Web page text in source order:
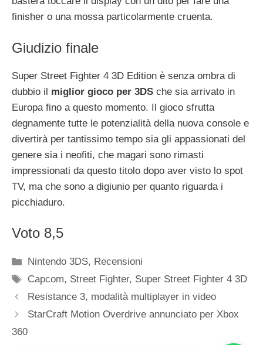
finisher o una mossa particolarmente cruenta.
Giudizio finale
Super Street Fighter 4 3D Edition è senza ombra di
dubbio il miglior gioco per 3DS che sia arrivato in
Europa fino a questo momento. Il gioco sfrutta
degnamente tutte le potenzialità della nuova console e
divertirà per tantissimo tempo sia gli appassionati del
genere sia i neofiti, che magari sono rimasti
impressionati da questo titolo dopo aver visto lo spot
TV, ma che sono a digiunio per quanto riguarda i
picchiaduro.
Voto 8,5
Categorie
Nintendo 3DS, Recensioni
Tag
Capcom, Street Fighter, Super Street Fighter 4 3D
Resistance 3, modalità multiplayer in video
StarCraft Motion Overdrive annunciato per Xbox
360